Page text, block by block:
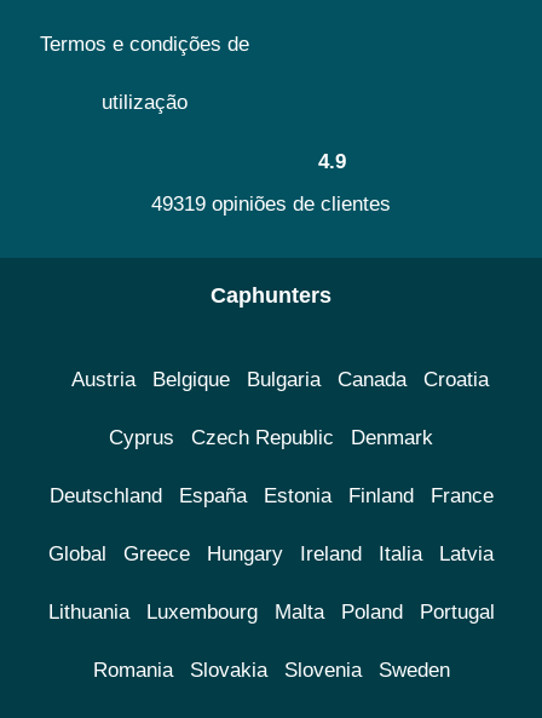
Termos e condições de
utilização
4.9
49319 opiniões de clientes
Caphunters
Austria Belgique Bulgaria Canada Croatia
Cyprus Czech Republic Denmark
Deutschland España Estonia Finland France
Global Greece Hungary Ireland Italia Latvia
Lithuania Luxembourg Malta Poland Portugal
Romania Slovakia Slovenia Sweden